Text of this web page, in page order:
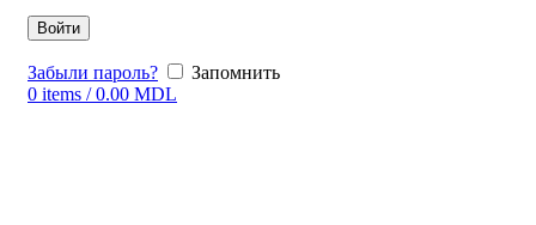
Войти
Забыли пароль?
Запомнить
0 items / 0.00 MDL